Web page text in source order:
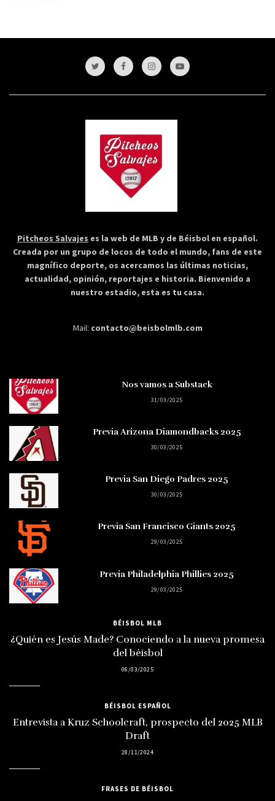
Pitcheos Salvajes es la web de MLB y de Béisbol en español.
Creada por un grupo de locos de todo el mundo, fans de este
magnífico deporte, os acercamos las últimas noticias,
actualidad, opinión, reportajes e historia. Bienvenido a
nuestro estadio, esta es tu casa.
Mail: contacto@beisbolmlb.com
Nos vamos a Substack
31/03/2025
Previa Arizona Diamondbacks 2025
30/03/2025
Previa San Diego Padres 2025
30/03/2025
Previa San Francisco Giants 2025
29/03/2025
Previa Philadelphia Phillies 2025
29/03/2025
BÉISBOL MLB
¿Quién es Jesús Made? Conociendo a la nueva promesa
del béisbol
06/03/2025
BÉISBOL ESPAÑOL
Entrevista a Kruz Schoolcraft, prospecto del 2025 MLB
Draft
28/11/2024
FRASES DE BÉISBOL